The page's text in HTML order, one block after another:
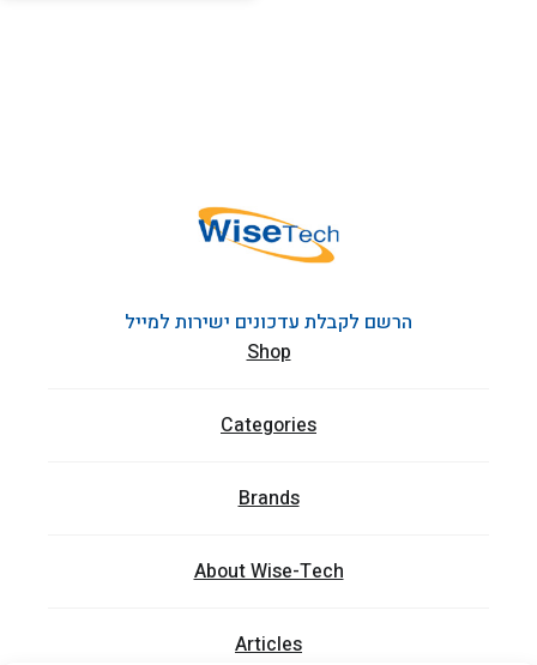
הרשם לקבלת עדכונים ישירות למייל
Shop
Categories
Brands
About Wise-Tech
Articles